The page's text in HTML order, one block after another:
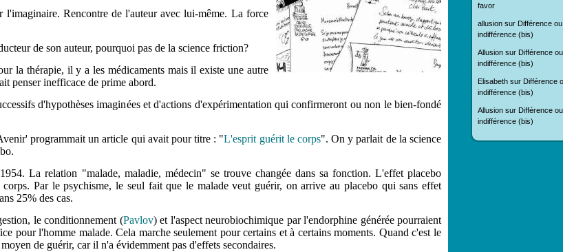
favor
allusion sur Différence ou
indifférence (bis)
Allusion sur Différence ou
indifférence (bis)
Elisabeth sur Différence
indifférence (bis)
Allusion sur Différence ou
indifférence (bis)
Rencontre de l'auteur avec lui-même. La force
de son auteur, pourquoi pas de la science friction?
la thérapie, il y a les médicaments maisil existe une autre
penser inefficace de prime abord.
d'hypothèses imaginées et d'actions d'expérimentation qui confirmeront ou non le bien-fondé
programmait un article qui avait pour titre : "L'esprit guérit le corps". On y parlait de la science
La relation "malade, maladie, médecin" se trouve changée dans sa fonction. L'effet placebo
Par le psychisme, le seul fait que le malade veut guérir, on arrive au placebo qui sans effet
25% des cas.
le conditionnement (Pavlov) et l'aspect neurobiochimique par l'endorphine générée pourraient
pour l'homme malade. Cela marche seulement pour certains et à certains moments. Quand c'est le
de guérir, car il n'a évidemment pas d'effets secondaires.